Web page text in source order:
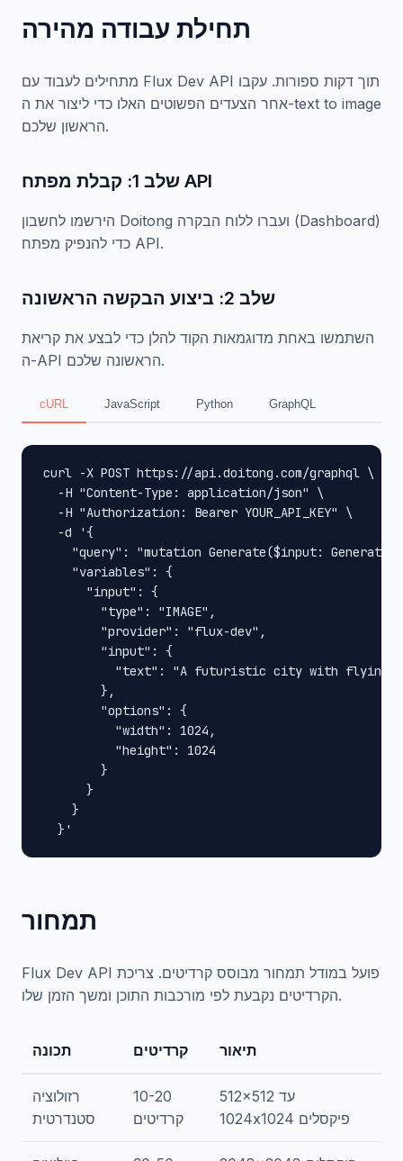
תחילת עבודה מהירה
מתחילים לעבוד עם Flux Dev API תוך דקות ספורות. עקבו
אחר הצעדים הפשוטים האלו כדי ליצור את ה-text to image
הראשון שלכם.
שלב 1: קבלת מפתח API
הירשמו לחשבון Doitong ועברו ללוח הבקרה (Dashboard)
כדי להנפיק מפתח API.
שלב 2: ביצוע הבקשה הראשונה
השתמשו באחת מדוגמאות הקוד להלן כדי לבצע את קריאת
ה-API הראשונה שלכם.
cURL JavaScript Python GraphQL
curl -X POST https://api.doitong.com/graphql \
  -H "Content-Type: application/json" \
  -H "Authorization: Bearer YOUR_API_KEY" \
  -d '{
"query": "mutation Generate($input:
    "variables": {
      "input": {
        "type": "IMAGE",
        "provider": "flux-dev",
        "input": {
"text": "A futuristic city with flying
        },
        "options": {
          "width": 1024,
          "height": 1024
        }
      }
    }
  }'
תמחור
Flux Dev API פועל במודל תמחור מבוסס קרדיטים. צריכת
הקרדיטים נקבעת לפי מורכבות התוכן ומשך הזמן שלו.
תכונה קרדיטים תיאור
רזולוציה
סטנדרטית
10-20
קרדיטים
512x512 עד
1024x1024 פיקסלים